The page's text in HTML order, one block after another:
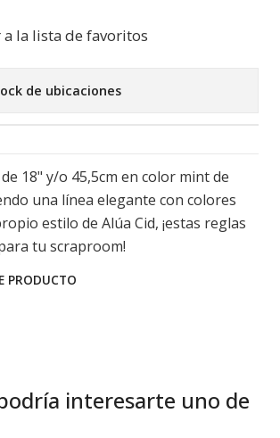
la lista de favoritos
de ubicaciones
18" y/o 45,5cm en color mint de
una línea elegante con colores
estilo de Alúa Cid, ¡estas reglas
tu scraproom!
PRODUCTO
interesarte uno de